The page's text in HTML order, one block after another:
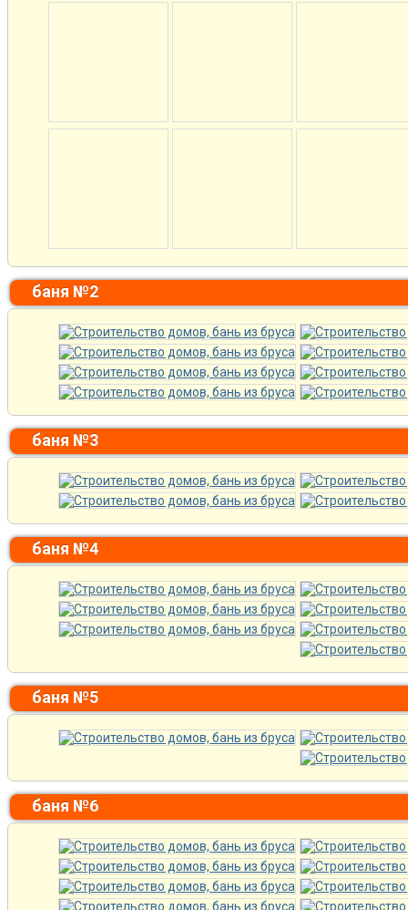
баня №2
баня №3
баня №4
баня №5
баня №6